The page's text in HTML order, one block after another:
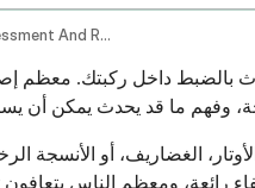
Acute Knee Injuries From Falls Assessment And Recovery
بالضبط داخل ركبتك. معظم
الغضاريف، أو الأنسجة